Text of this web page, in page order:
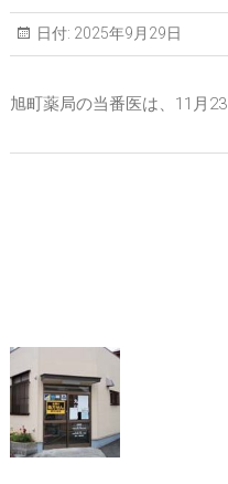
日付: 2025年9月29日
旭町薬局の当番医は、11月